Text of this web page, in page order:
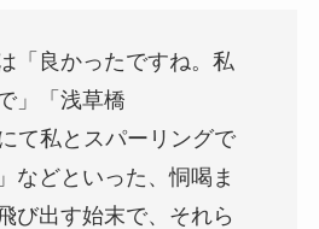
「良かったですね。私
」「浅草橋
て私とスパーリングで
などといった、恫喝ま
び出す始末で、それら